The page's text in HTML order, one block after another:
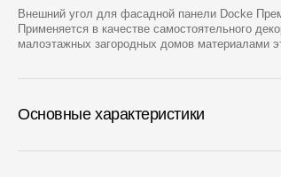
Внешний угол для фасадной панели Docke
Применяется в качестве самостоятельного
малоэтажных загородных домов материалами
Основные характеристики